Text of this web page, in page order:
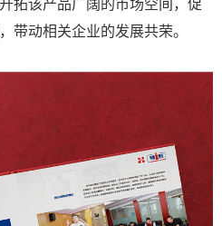
带动相关企业的发展共荣。